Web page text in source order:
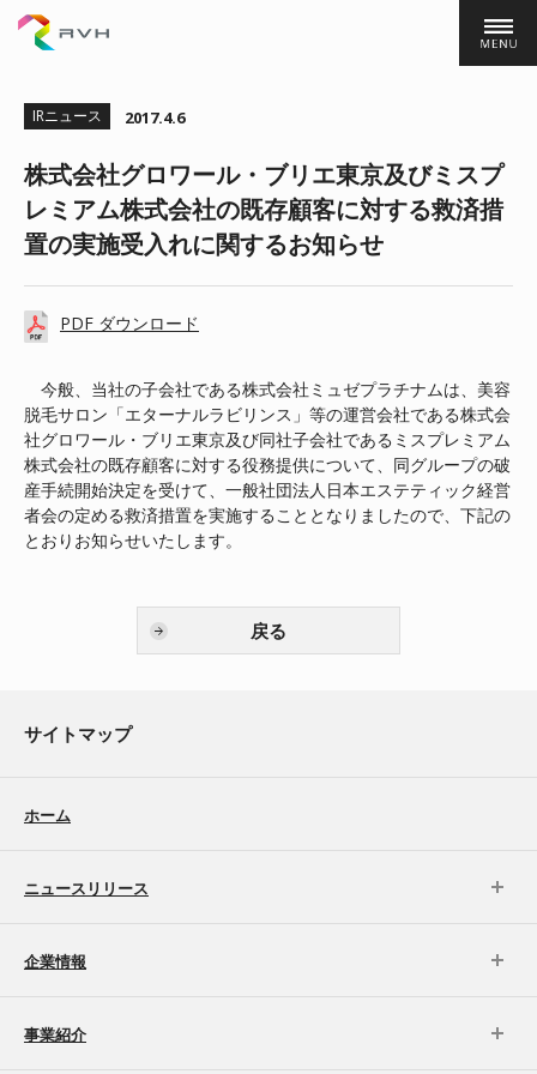
IRニュース 2017.4.6
株式会社グロワール・ブリエ東京及びミスプ
レミアム株式会社の既存顧客に対する救済措
置の実施受入れに関するお知らせ
PDF ダウンロード
今般、当社の子会社である株式会社ミュゼプラチナムは、美容
脱毛サロン「エターナルラビリンス」等の運営会社である株式会
社グロワール・ブリエ東京及び同社子会社であるミスプレミアム
株式会社の既存顧客に対する役務提供について、同グループの破
産手続開始決定を受けて、一般社団法人日本エステティック経営
者会の定める救済措置を実施することとなりましたので、下記の
とおりお知らせいたします。
戻る
サイトマップ
ホーム
ニュースリリース
企業情報
事業紹介